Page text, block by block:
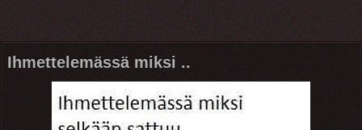
Ihmettelemässä miksi ..